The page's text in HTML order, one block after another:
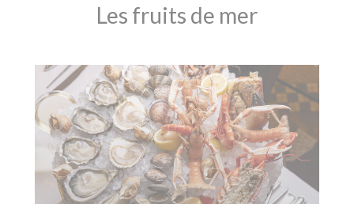
Les fruits de mer